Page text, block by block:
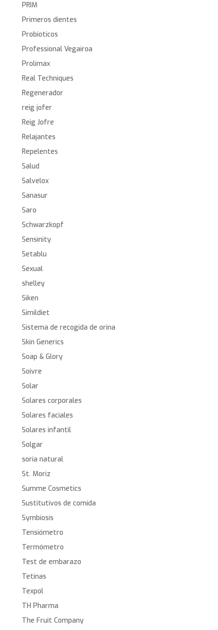
PRIM
Primeros dientes
Probioticos
Professional Vegairoa
Prolimax
Real Techniques
Regenerador
reig jofer
Reig Jofre
Relajantes
Repelentes
Salud
Salvelox
Sanasur
Saro
Schwarzkopf
Sensinity
Setablu
Sexual
shelley
Siken
Simildiet
Sistema de recogida de orina
Skin Generics
Soap & Glory
Soivre
Solar
Solares corporales
Solares faciales
Solares infantil
Solgar
soria natural
St. Moriz
Summe Cosmetics
Sustitutivos de comida
Symbiosis
Tensiómetro
Termómetro
Test de embarazo
Tetinas
Texpol
TH Pharma
The Fruit Company